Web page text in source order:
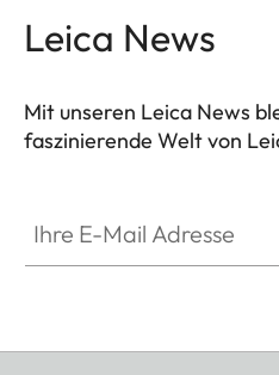
Leica News
Mit unseren Leica News
faszinierende Welt von